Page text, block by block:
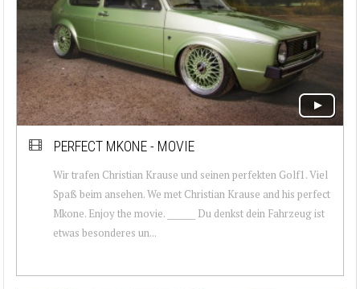
PERFECT MKONE - MOVIE
Wir trafen Christian Krause und seinen perfekten Golf1. Viel
Spaß beim ansehen. We met Christian Krause and his perfect
Mkone. Enjoy the movie. _______ Du denkst dein Fahrzeug ist
etwas besonderes un...